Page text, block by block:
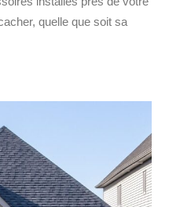
quelle que soit sa